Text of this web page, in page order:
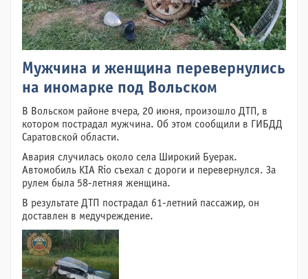
Мужчина и женщина перевернулись
на иномарке под Вольском
В Вольском районе вчера, 20 июня, произошло ДТП, в
котором пострадал мужчина. Об этом сообщили в ГИБДД
Саратовской области.
Авария случилась около села Широкий Буерак.
Автомобиль KIA Rio съехал с дороги и перевернулся. За
рулем была 58-летняя женщина.
В результате ДТП пострадал 61-летний пассажир, он
доставлен в медучреждение.